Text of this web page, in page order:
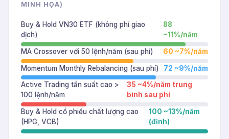
MINH HỌA)
Buy & Hold VN30 ETF (không phí giao
dịch)
88
~11%/năm
MA Crossover với 50 lệnh/năm (sau phí) 60 ~7%/năm
Momentum Monthly Rebalancing (sau phí) 72 ~9%/năm
Active Trading tần suất cao >
100 lệnh/năm
35 ~4%/năm trung
bình sau phí
Buy & Hold cổ phiếu chất lượng cao
(HPG, VCB)
100 ~13%/năm
(đỉnh)